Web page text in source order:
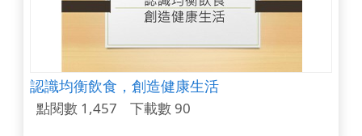
認識均衡飲食，創造健康生活
點閱數 1,457 下載數 90